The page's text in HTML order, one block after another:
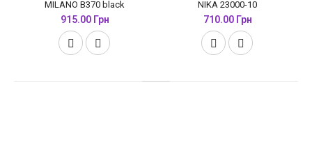
MILANO B370 black
915.00 Грн
NIKA 23000-10
710.00 Грн